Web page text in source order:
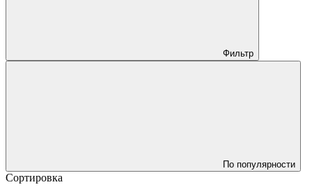
Фильтр
По популярности
Сортировка